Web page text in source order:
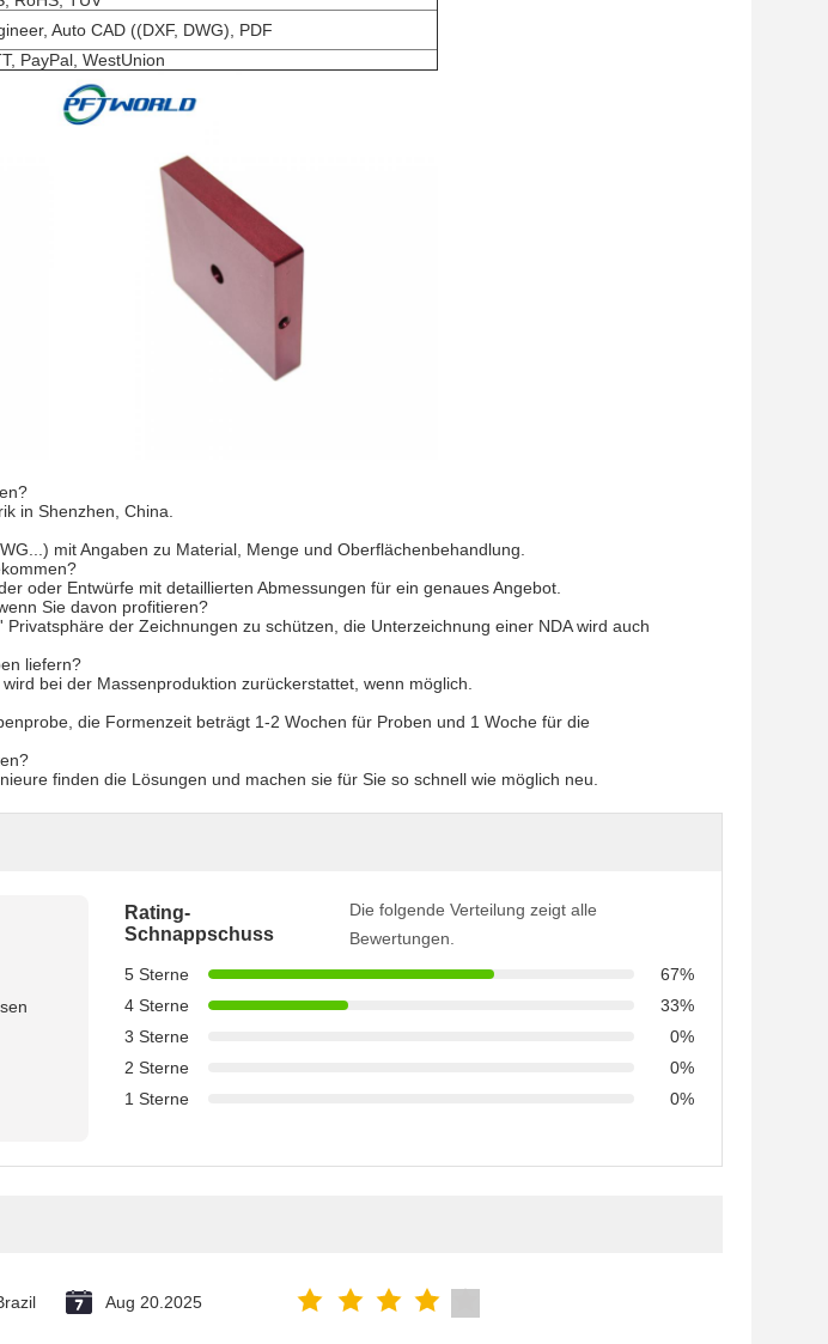
Auto CAD ((DXF, DWG), PDF
PayPal, WestUnion
in Shenzhen, China.
mit Angaben zu Material, Menge und Oberflächenbehandlung.
oder Entwürfe mit detaillierten Abmessungen für ein genaues Angebot.
Sie davon profitieren?
der Zeichnungen zu schützen, die Unterzeichnung einer NDA wird auch
liefern?
bei der Massenproduktion zurückerstattet, wenn möglich.
die Formenzeit beträgt 1-2 Wochen für Proben und 1 Woche für die
finden die Lösungen und machen sie für Sie so schnell wie möglich neu.
Rating-
Schnappschuss
Die folgende Verteilung zeigt alle
Bewertungen.
5 Sterne
67%
4 Sterne
33%
3 Sterne
0%
2 Sterne
0%
1 Sterne
0%
Aug 20.2025